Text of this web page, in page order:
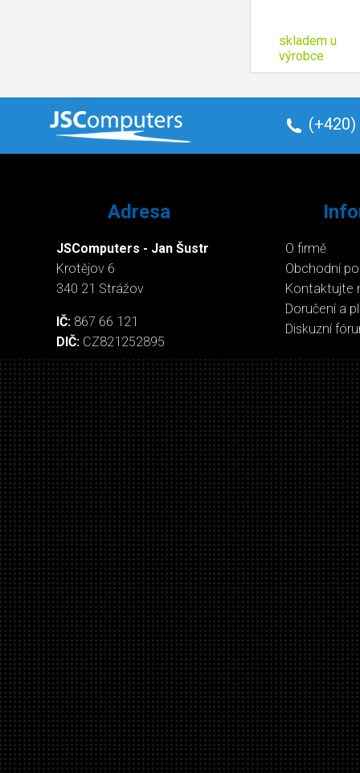
skladem u
výrobce
(+420)
Adresa
JSComputers - Jan Šustr
Krotějov 6
340 21 Strážov
IČ: 867 66 121
DIČ: CZ821252895
O firmě
Obchodní
Kontaktujte
Doručení a
Diskuzní